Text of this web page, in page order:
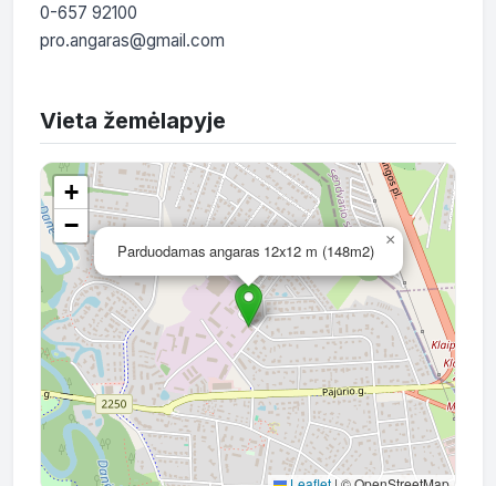
0-657 92100
Vieta žemėlapyje
Parduodamas angaras 12x12 m (148m2)
×
+
−